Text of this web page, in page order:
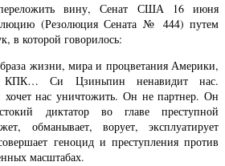
вину, Сенат США 16 июня
(Резолюция Сената № 444) путем
в которой говорилось:
жизни, мира и процветания Америки,
Си Цзиньпин ненавидит нас.
нас уничтожить. Он не партнер. Он
диктатор во главе преступной
обманывает, ворует, эксплуатирует
геноцид и преступления против
масштабах.